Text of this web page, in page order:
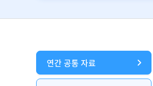
연간 공통 자료